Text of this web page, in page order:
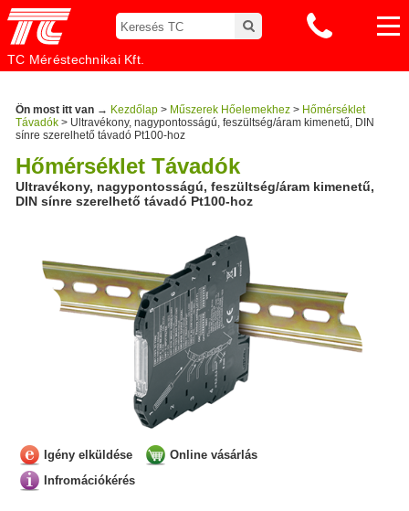
TC Méréstechnikai Kft.
Ön most itt van → Kezdőlap > Műszerek Hőelemekhez > Hőmérséklet
Távadók > Ultravékony, nagypontosságú, feszültség/áram kimenetű, DIN
sínre szerelhető távadó Pt100-hoz
Hőmérséklet Távadók
Ultravékony, nagypontosságú, feszültség/áram kimenetű,
DIN sínre szerelhető távadó Pt100-hoz
Igény elküldése
Online vásárlás
Infromációkérés